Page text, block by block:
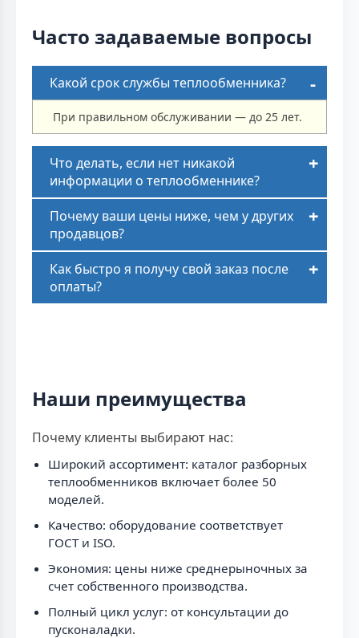
Часто задаваемые вопросы
Какой срок службы теплообменника?
При правильном обслуживании — до 25 лет.
Что делать, если нет никакой
информации о теплообменнике?
Почему ваши цены ниже, чем у других
продавцов?
Как быстро я получу свой заказ после
оплаты?
Наши преимущества
Почему клиенты выбирают нас:
Широкий ассортимент: каталог разборных
теплообменников включает более 50
моделей.
Качество: оборудование соответствует
ГОСТ и ISO.
Экономия: цены ниже среднерыночных за
счет собственного производства.
Полный цикл услуг: от консультации до
пусконаладки.